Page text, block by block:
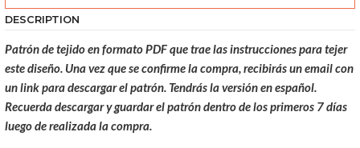
DESCRIPTION
Patrón de tejido en formato PDF que trae las instrucciones para tejer
este diseño. Una vez que se confirme la compra, recibirás un email con
un link para descargar el patrón. Tendrás la versión en español.
Recuerda descargar y guardar el patrón dentro de los primeros 7 días
luego de realizada la compra.